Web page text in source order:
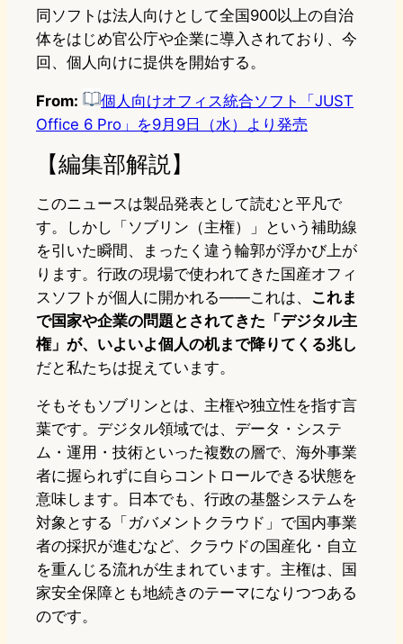
同ソフトは法人向けとして全国900以上の自治
体をはじめ官公庁や企業に導入されており、今
回、個人向けに提供を開始する。
From:
個人向けオフィス統合ソフト「JUST
Office 6 Pro」を9月9日（水）より発売
【編集部解説】
このニュースは製品発表として読むと平凡で
す。しかし「ソブリン（主権）」という補助線
を引いた瞬間、まったく違う輪郭が浮かび上が
ります。行政の現場で使われてきた国産オフィ
スソフトが個人に開かれる——これは、 これま
で国家や企業の問題とされてきた「デジタル主
権」が、いよいよ個人の机まで降りてくる兆し
だと私たちは捉えています。
そもそもソブリンとは、主権や独立性を指す言
葉です。デジタル領域では、データ・システ
ム・運用・技術といった複数の層で、海外事業
者に握られずに自らコントロールできる状態を
意味します。日本でも、行政の基盤システムを
対象とする「ガバメントクラウド」で国内事業
者の採択が進むなど、クラウドの国産化・自立
を重んじる流れが生まれています。主権は、国
家安全保障とも地続きのテーマになりつつある
のです。